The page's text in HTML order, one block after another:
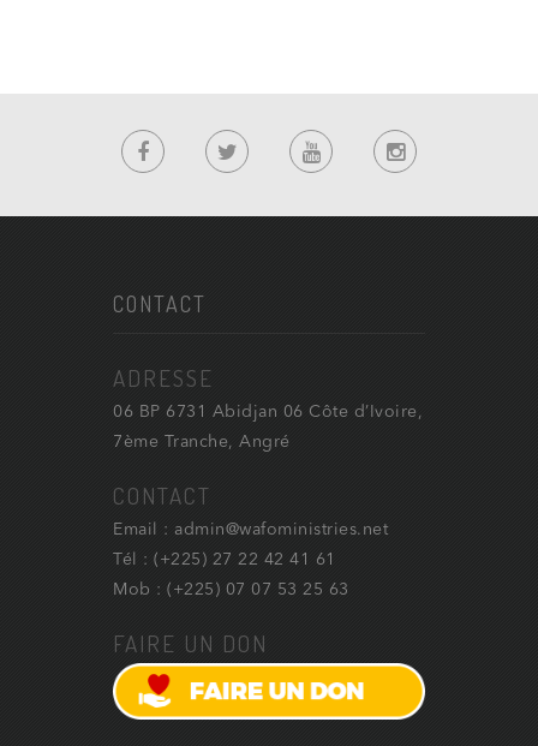
CONTACT
ADRESSE
06 BP 6731 Abidjan 06 Côte d’Ivoire,
7ème Tranche, Angré
CONTACT
Email : admin@wafoministries.net
Tél : (+225) 27 22 42 41 61
Mob : (+225) 07 07 53 25 63
FAIRE UN DON